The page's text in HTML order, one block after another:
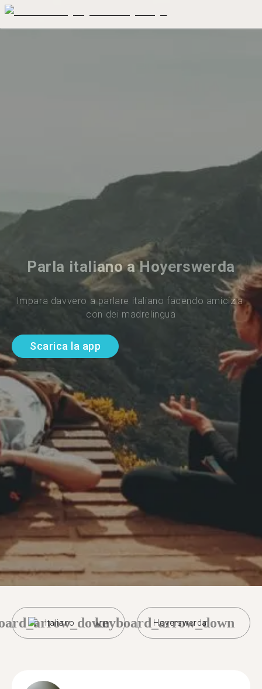
Parla italiano a Hoyerswerda
Impara davvero a parlare italiano facendo amicizia
con dei madrelingua
Scarica la app
Italiano Hoyerswerda
keyboard_arrow_down